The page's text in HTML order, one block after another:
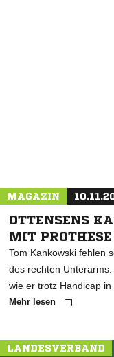
MAGAZIN
OTTENSENS
MIT PROTHESE
Tom Kankowski fehlen
des rechten Unterarms.
wie er trotz Handicap
Mehr lesen
LANDESVERBAND